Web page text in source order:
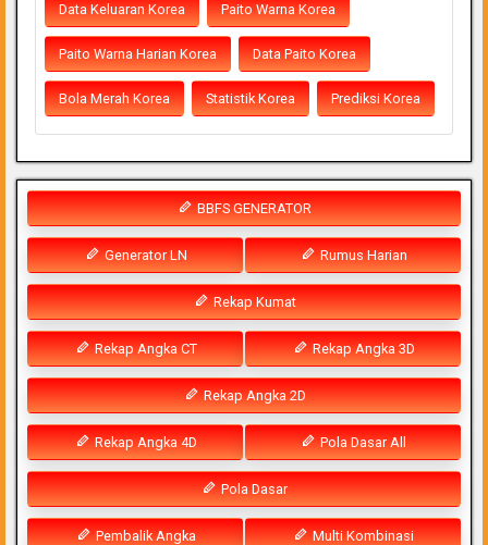
Data Keluaran Korea Paito Warna Korea
Paito Warna Harian Korea Data Paito Korea
Bola Merah Korea Statistik Korea Prediksi Korea
BBFS GENERATOR
Generator LN Rumus Harian
Rekap Kumat
Rekap Angka CT Rekap Angka 3D
Rekap Angka 2D
Rekap Angka 4D Pola Dasar All
Pola Dasar
Pembalik Angka Multi Kombinasi